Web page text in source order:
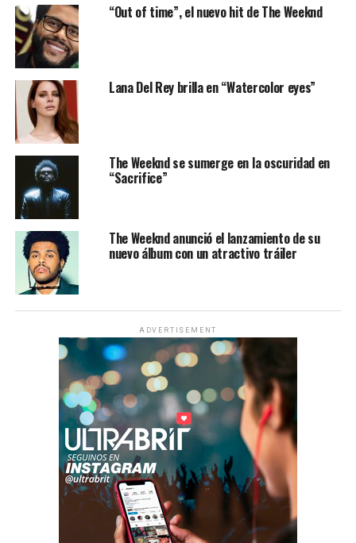
“Out of time”, el nuevo hit de The Weeknd
Lana Del Rey brilla en “Watercolor eyes”
The Weeknd se sumerge en la oscuridad en
“Sacrifice”
The Weeknd anunció el lanzamiento de su
nuevo álbum con un atractivo tráiler
ADVERTISEMENT